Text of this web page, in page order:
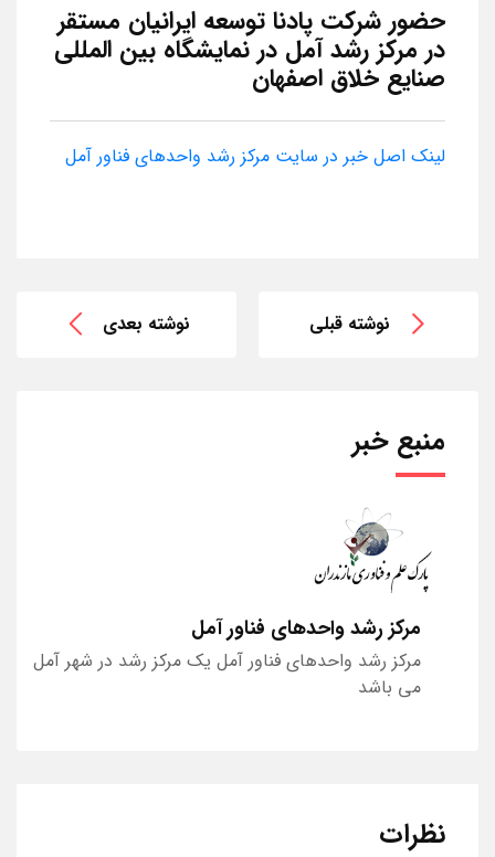
حضور شرکت پادنا توسعه ایرانیان مستقر
در مرکز رشد آمل در نمایشگاه بین المللی
صنایع خلاق اصفهان
لینک اصل خبر در سایت مرکز رشد واحدهای فناور آمل
نوشته قبلی نوشته بعدی
منبع خبر
مرکز رشد واحدهای فناور آمل
مرکز رشد واحدهای فناور آمل یک مرکز رشد در شهر آمل
می باشد
نظرات